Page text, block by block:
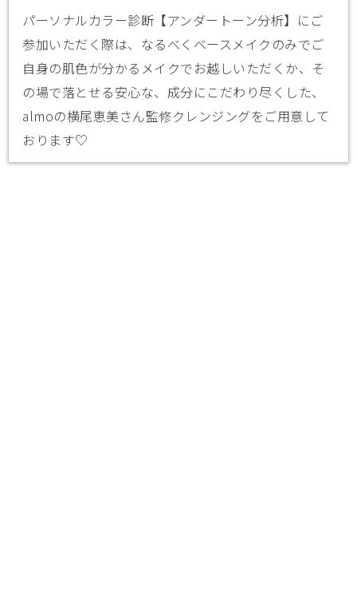
パーソナルカラー診断【アンダートーン分析】にご
参加いただく際は、なるべくベースメイクのみでご
自身の肌色が分かるメイクでお越しいただくか、そ
の場で落とせる安心な、成分にこだわり尽くした、
almoの横尾恵美さん監修クレンジングをご用意して
おります♡